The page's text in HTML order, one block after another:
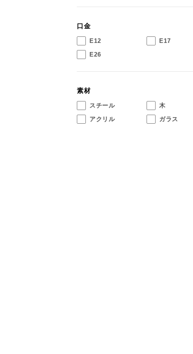
口金
E12
E17
E26
素材
スチール
木
アクリル
ガラス